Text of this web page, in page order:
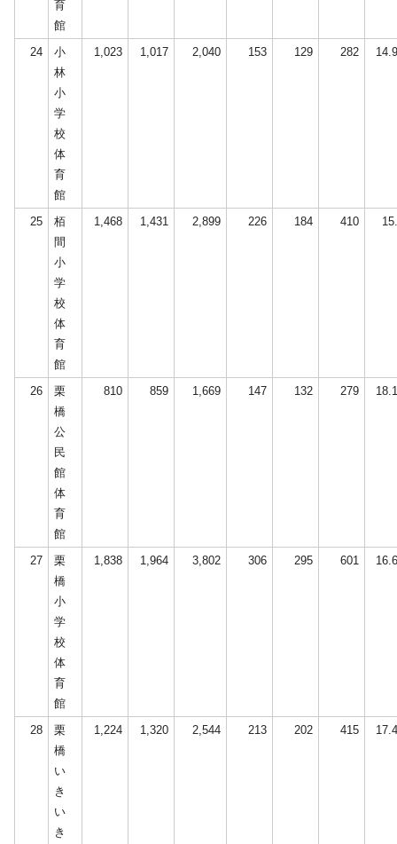
育
館
24
小
林
小
学
校
体
育
館
1,023 1,017 2,040 153 129 282
25
栢
間
小
学
校
体
育
館
1,468 1,431 2,899 226 184 410
26
栗
橋
公
民
館
体
育
館
810 859 1,669 147 132 279
27
栗
橋
小
学
校
体
育
館
1,838 1,964 3,802 306 295 601
28
栗
橋
い
き
い
き
1,224 1,320 2,544 213 202 415